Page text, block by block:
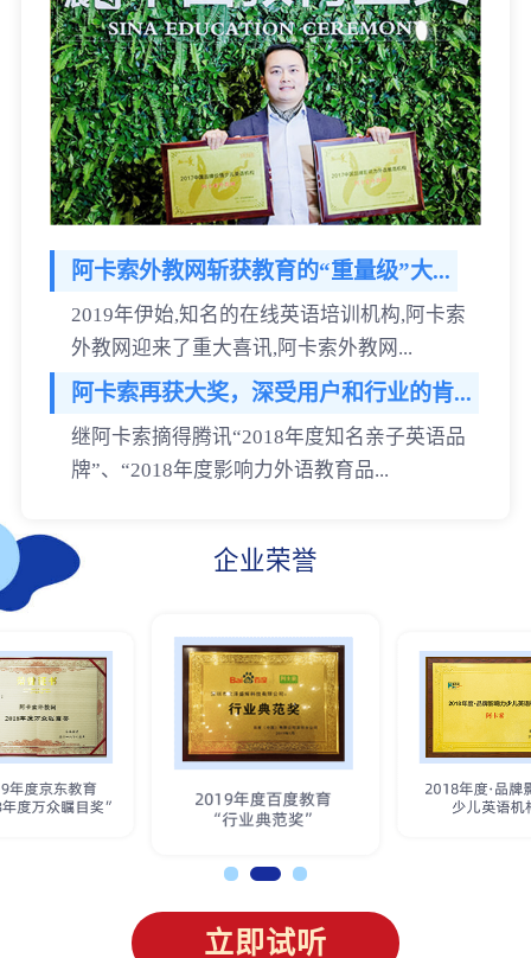
阿卡索外教网斩获教育的“重量级”大...
2019年伊始,知名的在线英语培训机构,阿卡索
外教网迎来了重大喜讯,阿卡索外教网...
阿卡索再获大奖，深受用户和行业的肯...
继阿卡索摘得腾讯“2018年度知名亲子英语品
牌”、“2018年度影响力外语教育品...
企业荣誉
立即试听